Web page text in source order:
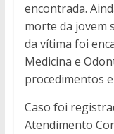
encontrada.
morte da jovem
da vítima foi
Medicina e
procedimentos
Caso foi
Atendimento